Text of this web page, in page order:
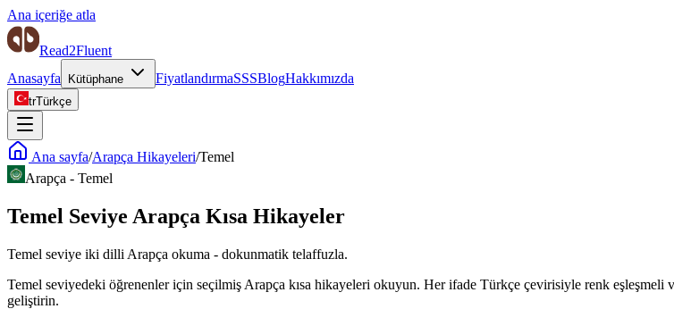
Ana içeriğe atla
Read2Fluent
Anasayfa
Kütüphane FiyatlandırmaSSSBlogHakkımızda
trTürkçe
Ana sayfa/Arapça Hikayeleri/Temel
Arapça - Temel
Temel Seviye Arapça Kısa Hikayeler
Temel seviye iki dilli Arapça okuma - dokunmatik telaffuzla.
Temel seviyedeki öğrenenler için seçilmiş Arapça kısa hikayeleri okuyun. Her ifade Türkçe çevirisiyle renk eşleşmeli
geliştirin.